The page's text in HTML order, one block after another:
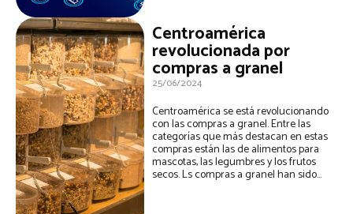
Centroamérica
revolucionada por
compras a granel
25/06/2024
Centroamérica se está revolucionando
con las compras a granel. Entre las
categorías que más destacan en estas
compras están las de alimentos para
mascotas, las legumbres y los frutos
secos. Ls compras a granel han sido...